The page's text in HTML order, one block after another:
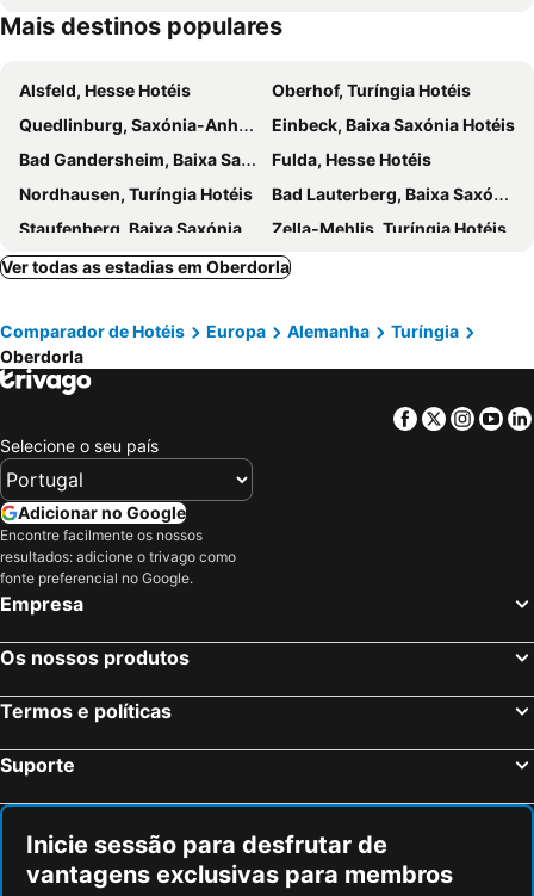
Mais destinos populares
Alsfeld, Hesse Hotéis
Oberhof, Turíngia Hotéis
Quedlinburg, Saxónia-Anhalt Hotéis
Einbeck, Baixa Saxónia Hotéis
Bad Gandersheim, Baixa Saxónia Hotéis
Fulda, Hesse Hotéis
Nordhausen, Turíngia Hotéis
Bad Lauterberg, Baixa Saxónia Hotéis
Staufenberg, Baixa Saxónia Hotéis
Zella-Mehlis, Turíngia Hotéis
Braunlage, Baixa Saxónia Hotéis
Ilmenau, Turíngia Hotéis
Gersfeld, Hesse Hotéis
Wolfhagen, Hesse Hotéis
Frankenblick, Turíngia Hotéis
Holzminden, Baixa Saxónia Hotéis
Heiligenstadt, Turíngia Hotéis
Cassel, Hesse Hotéis
Bad Harzburg, Baixa Saxónia Hotéis
Weimar, Turíngia Hotéis
Halle, Saxónia-Anhalt Hotéis
Jena, Turíngia Hotéis
Coburg, Baviera Hotéis
Munique, Baviera Hotéis
Frankfurt, Hesse Hotéis
Dusseldorf, Renânia do Norte-Vestfália Hotéis
Nuremberga, Baviera Hotéis
Ver todas as estadias em Oberdorla
Comparador de Hotéis Europa Alemanha
Turíngia
Oberdorla
Facebook
Twitter
Selecione o seu país
Adicionar no Google
Encontre facilmente os nossos
resultados: adicione o trivago como
fonte preferencial no Google.
Empresa
Os nossos produtos
Termos e políticas
Suporte
Inicie sessão para desfrutar de
vantagens exclusivas para membros